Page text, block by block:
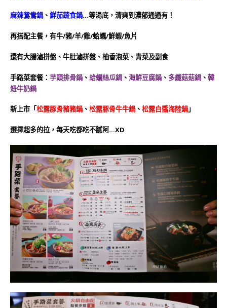
麻辣鴛鴦鍋 、 鮮茄蔬食鍋…等湯底，清爽到濃郁通通有！
再搭配主餐，有牛/豬/羊/雞/蛤蠣/鮮蝦/魚片
還有大腸滷拼盤、牛肚滷拼盤、柚香泡菜、青菜及副食
手路菜套餐： 芋頭排骨鍋 、 蛤蠣絲瓜鍋 、 海鮮豆腐鍋 、 多纖菇菇鍋 、 韓
妞牛奶鍋
新上市「松露豚骨豬豬鍋 、 松露豚骨牛牛鍋 、 松露白醬海陸鍋」
選擇超多的拉，每天吃都吃不膩阿…XD